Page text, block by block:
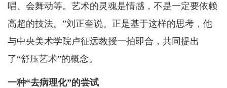
唱、会舞动等。艺术的灵魂是情感，不是一定要依赖
高超的技法。”刘正奎说。正是基于这样的思考，他
与中央美术学院卢征远教授一拍即合，共同提出
了“舒压艺术”的概念。
一种“去病理化”的尝试